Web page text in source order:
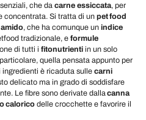
che da carne essiccata, per
concentrata. Si tratta di un pet food
amido, che ha comunque un indice
tradizionale, e formule
di tutti i fitonutrienti in un solo
quella pensata appunto per
ingredienti è ricaduta sulle carni
delicato ma in grado di soddisfare
Le fibre sono derivate dallacanna
calorico delle crocchette e favorire il